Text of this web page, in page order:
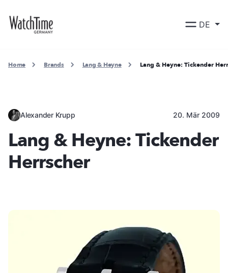
DE
Home Brands Lang & Heyne Lang & Heyne: Tickender
Alexander Krupp 20. Mär 2009
Lang & Heyne: Tickender
Herrscher